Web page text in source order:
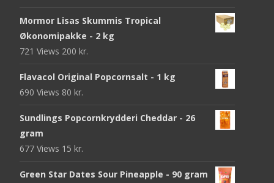
Mormor Lisas Skummis Tropical
Økonomipakke - 2 kg
721 Views 200 kr.
Flavacol Original Popcornsalt - 1 kg
690 Views 80 kr.
Sundlings Popcornkrydderi Cheddar - 26
gram
677 Views 15 kr.
Green Star Dates Sour Pineapple - 90 gram